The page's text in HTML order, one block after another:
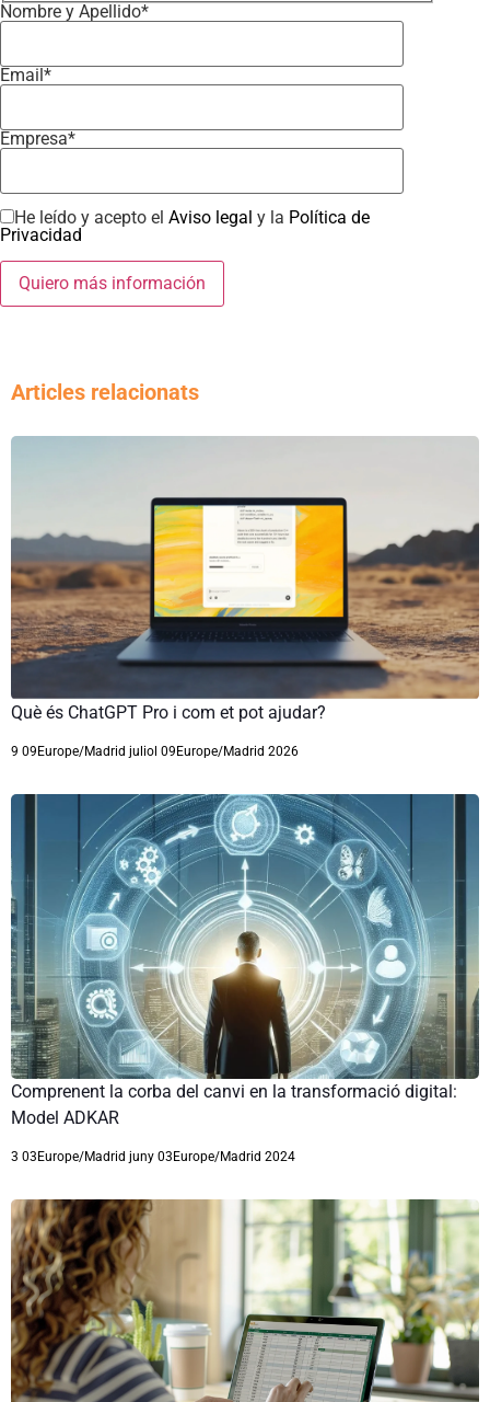
Nombre y Apellido*
Email*
Empresa*
He leído y acepto el Aviso legal y la Política de
Privacidad
Articles relacionats
Què és ChatGPT Pro i com et pot ajudar?
9 09Europe/Madrid juliol 09Europe/Madrid 2026
Comprenent la corba del canvi en la transformació digital:
Model ADKAR
3 03Europe/Madrid juny 03Europe/Madrid 2024